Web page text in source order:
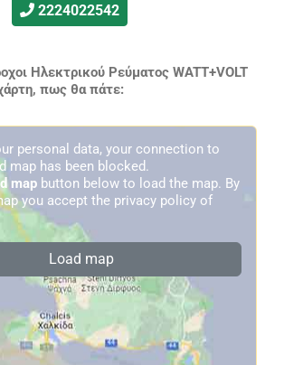
2224022542
Ηλεκτρικού Ρεύματος WATT+VOLT
πως θα πάτε:
personal data, your connection to
map has been blocked.
map button below to load the map. By
you accept the privacy policy of
Load map